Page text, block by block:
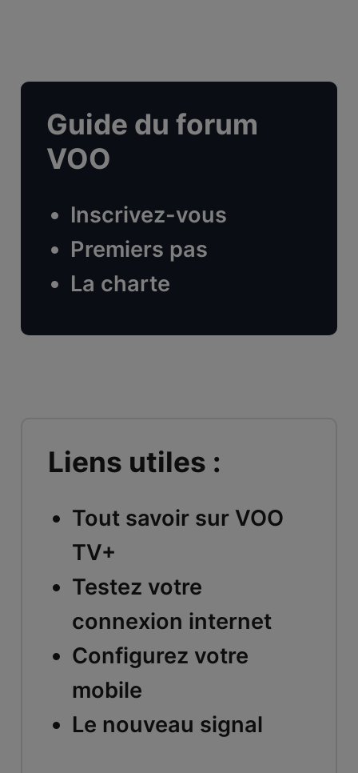
Guide du forum
VOO
Inscrivez-vous
Premiers pas
La charte
Liens utiles :
Tout savoir sur VOO
TV+
Testez votre
connexion internet
Configurez votre
mobile
Le nouveau signal